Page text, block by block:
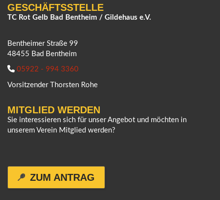
GESCHÄFTSSTELLE
TC Rot Gelb Bad Bentheim / Gildehaus e.V.
Bentheimer Straße 99
48455 Bad Bentheim
05922 - 994 3360
Vorsitzender Thorsten Rohe
MITGLIED WERDEN
Sie interessieren sich für unser Angebot und möchten in
unserem Verein Mitglied werden?
ZUM ANTRAG